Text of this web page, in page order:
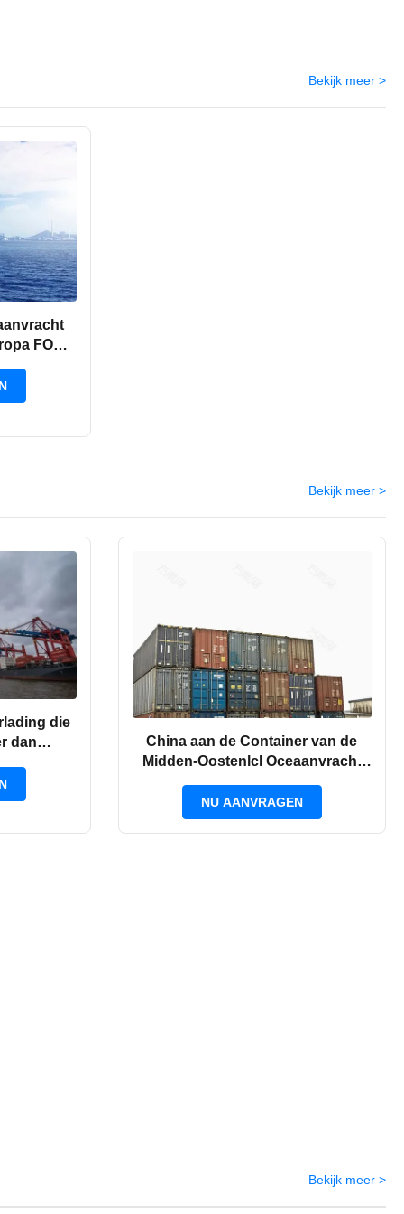
Bekijk meer >
FOB-
Bekijk meer >
die
dan
China aan de Container van de
Midden-Oostenlcl Oceaanvracht
NU AANVRAGEN
Bekijk meer >